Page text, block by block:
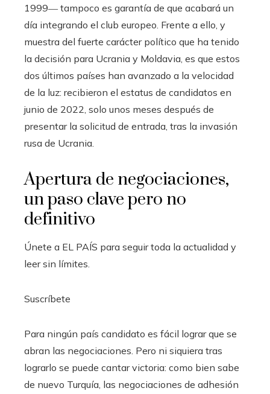
1999― tampoco es garantía de que acabará un
día integrando el club europeo. Frente a ello, y
muestra del fuerte carácter político que ha tenido
la decisión para Ucrania y Moldavia, es que estos
dos últimos países han avanzado a la velocidad
de la luz: recibieron el estatus de candidatos en
junio de 2022, solo unos meses después de
presentar la solicitud de entrada, tras la invasión
rusa de Ucrania.
Apertura de negociaciones,
un paso clave pero no
definitivo
Únete a EL PAÍS para seguir toda la actualidad y
leer sin límites.
Suscríbete
Para ningún país candidato es fácil lograr que se
abran las negociaciones. Pero ni siquiera tras
lograrlo se puede cantar victoria: como bien sabe
de nuevo Turquía, las negociaciones de adhesión